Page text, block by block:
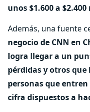
unos $1.600 a
Además, una fuente
negocio de CNN en
logra llegar a un
pérdidas y otros que
personas que
cifra dispuestos a